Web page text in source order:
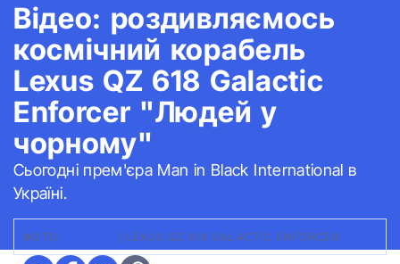
Відео: роздивляємось
космічний корабель
Lexus QZ 618 Galactic
Enforcer "Людей у
чорному"
Сьогодні прем'єра Man in Black International в
Україні.
ФОТО: LEXUS QZ 618 GALACTIC ENFORCER